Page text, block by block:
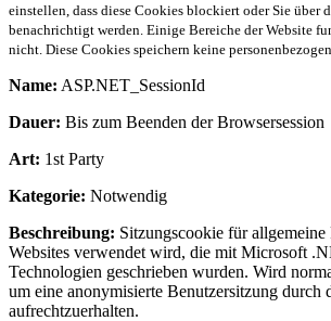
einstellen, dass diese Cookies blockiert oder Sie über
benachrichtigt werden. Einige Bereiche der Website
nicht. Diese Cookies speichern keine
Name: ASP.NET_SessionId
Dauer: Bis zum Beenden der Browsersession
Art: 1st Party
Kategorie: Notwendig
Beschreibung: Sitzungscookie für
Websites verwendet wird, die mit Microsoft
Technologien geschrieben wurden. Wird
um eine anonymisierte Benutzersitzung durch
aufrechtzuerhalten.